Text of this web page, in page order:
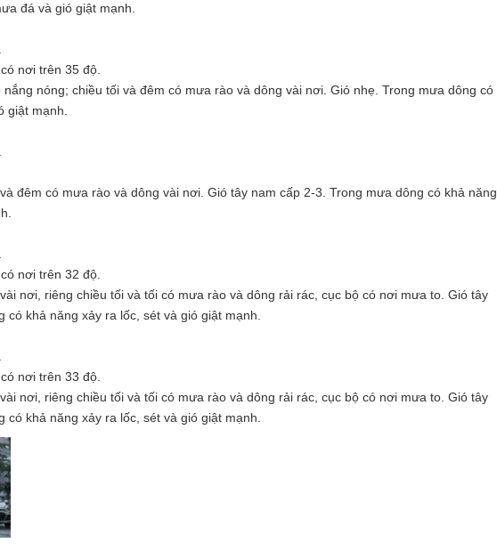
đá và gió giật mạnh.
nơi trên 35 độ.
nóng; chiều tối và đêm có mưa rào và dông vài nơi. Gió nhẹ. Trong mưa dông có
giật mạnh.
đêm có mưa rào và dông vài nơi. Gió tây nam cấp 2-3. Trong mưa dông có khả năng
nơi trên 32 độ.
nơi, riêng chiều tối và tối có mưa rào và dông rải rác, cục bộ có nơi mưa to. Gió tây
có khả năng xảy ra lốc, sét và gió giật mạnh.
nơi trên 33 độ.
nơi, riêng chiều tối và tối có mưa rào và dông rải rác, cục bộ có nơi mưa to. Gió tây
có khả năng xảy ra lốc, sét và gió giật mạnh.